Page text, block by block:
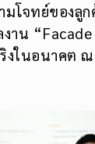
โจทย์ของลูก
าน
งในอนาคต